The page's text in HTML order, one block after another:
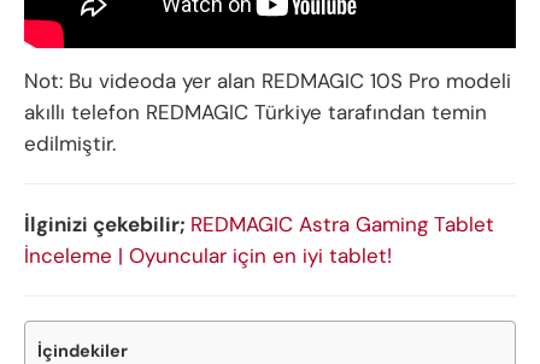
Not: Bu videoda yer alan REDMAGIC 10S Pro modeli
akıllı telefon REDMAGIC Türkiye tarafından temin
edilmiştir.
İlginizi çekebilir; REDMAGIC Astra Gaming Tablet
İnceleme | Oyuncular için en iyi tablet!
İçindekiler